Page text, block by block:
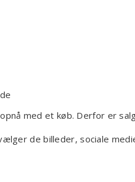
med et køb. Derfor er
de billeder, sociale